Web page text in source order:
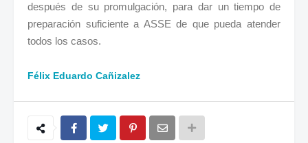
después de su promulgación, para dar un tiempo de
preparación suficiente a ASSE de que pueda atender
todos los casos.
Félix Eduardo Cañizalez